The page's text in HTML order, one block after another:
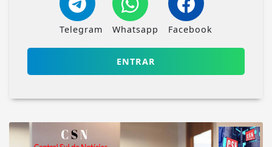
Telegram Whatsapp Facebook
ENTRAR